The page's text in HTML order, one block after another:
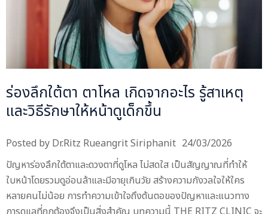
ร่องลึกใต้ตา ตาโหล เกิดจากอะไร รู้สาเหตุ
และวิธีรักษาให้หน้าดูเด็กขึ้น
Posted by Dr.Ritz Rueangrit Siriphanit 24/03/2026
ปัญหาร่องลึกใต้ตาและดวงตาที่ดูโหล ไม่สดใส เป็นสัญญาณที่ทำให้
ใบหน้าโดยรวมดูอ่อนล้าและมีอายุเกินวัย สร้างความกังวลใจให้ใคร
หลายคนไม่น้อย การทำความเข้าใจถึงต้นตอของปัญหาและแนวทาง